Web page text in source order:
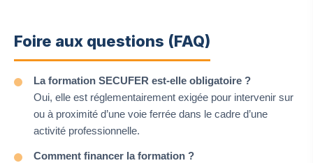
Foire aux questions (FAQ)
La formation SECUFER est-elle obligatoire ?
Oui, elle est réglementairement exigée pour intervenir sur
ou à proximité d’une voie ferrée dans le cadre d’une
activité professionnelle.
Comment financer la formation ?